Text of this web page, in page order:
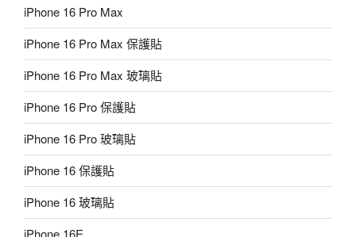
iPhone 16 Pro Max
iPhone 16 Pro Max 保護貼
iPhone 16 Pro Max 玻璃貼
iPhone 16 Pro 保護貼
iPhone 16 Pro 玻璃貼
iPhone 16 保護貼
iPhone 16 玻璃貼
iPhone 16E